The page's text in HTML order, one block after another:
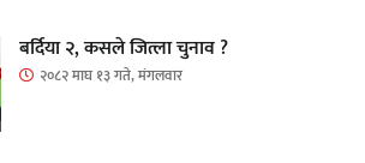
बर्दिया २, कसले जित्ला चुनाव ?
२०८२ माघ १३ गते, मंगलवार